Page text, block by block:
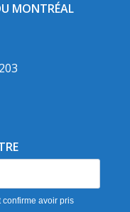
MONTRÉAL
confirme avoir pris